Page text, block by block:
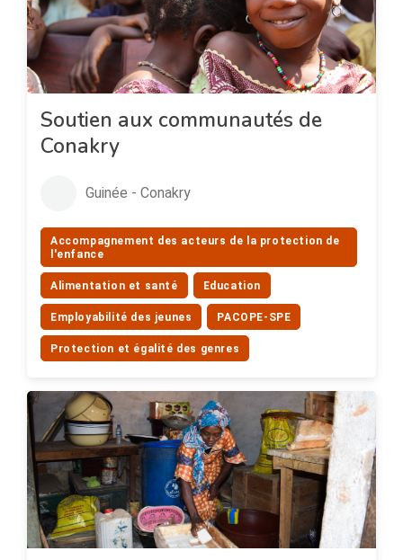
Soutien aux communautés de
Conakry
Guinée - Conakry
Accompagnement des acteurs de la protection de
l'enfance
Alimentation et santé Education
Employabilité des jeunes PACOPE-SPE
Protection et égalité des genres